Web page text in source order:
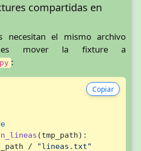
compartidas en
necesitan el mismo archivo
mover la fixture a
:
Copiar
(tmp_path):
/
"lineas.txt"